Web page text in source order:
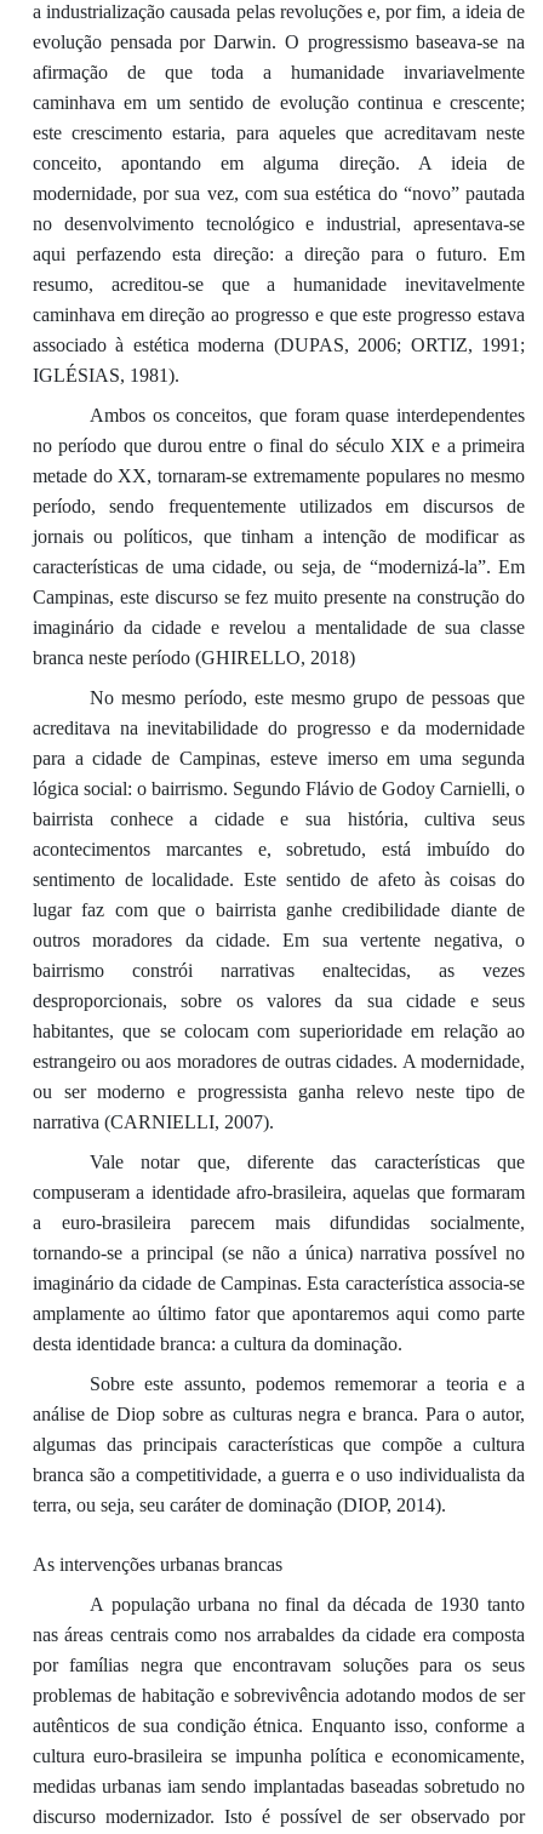
a industrialização causada pelas revoluções e, por fim, a ideia de
evolução pensada por Darwin. O progressismo baseava-se na
afirmação de que toda a humanidade invariavelmente
caminhava em um sentido de evolução continua e crescente;
este crescimento estaria, para aqueles que acreditavam neste
conceito, apontando em alguma direção. A ideia de
modernidade, por sua vez, com sua estética do “novo” pautada
no desenvolvimento tecnológico e industrial, apresentava-se
aqui perfazendo esta direção: a direção para o futuro. Em
resumo, acreditou-se que a humanidade inevitavelmente
caminhava em direção ao progresso e que este progresso estava
associado à estética moderna (DUPAS, 2006; ORTIZ, 1991;
IGLÉSIAS, 1981).
Ambos os conceitos, que foram quase interdependentes
no período que durou entre o final do século XIX e a primeira
metade do XX, tornaram-se extremamente populares no mesmo
período, sendo frequentemente utilizados em discursos de
jornais ou políticos, que tinham a intenção de modificar as
características de uma cidade, ou seja, de “modernizá-la”. Em
Campinas, este discurso se fez muito presente na construção do
imaginário da cidade e revelou a mentalidade de sua classe
branca neste período (GHIRELLO, 2018)
No mesmo período, este mesmo grupo de pessoas que
acreditava na inevitabilidade do progresso e da modernidade
para a cidade de Campinas, esteve imerso em uma segunda
lógica social: o bairrismo. Segundo Flávio de Godoy Carnielli, o
bairrista conhece a cidade e sua história, cultiva seus
acontecimentos marcantes e, sobretudo, está imbuído do
sentimento de localidade. Este sentido de afeto às coisas do
lugar faz com que o bairrista ganhe credibilidade diante de
outros moradores da cidade. Em sua vertente negativa, o
bairrismo constrói narrativas enaltecidas, as vezes
desproporcionais, sobre os valores da sua cidade e seus
habitantes, que se colocam com superioridade em relação ao
estrangeiro ou aos moradores de outras cidades. A modernidade,
ou ser moderno e progressista ganha relevo neste tipo de
narrativa (CARNIELLI, 2007).
Vale notar que, diferente das características que
compuseram a identidade afro-brasileira, aquelas que formaram
a euro-brasileira parecem mais difundidas socialmente,
tornando-se a principal (se não a única) narrativa possível no
imaginário da cidade de Campinas. Esta característica associa-se
amplamente ao último fator que apontaremos aqui como parte
desta identidade branca: a cultura da dominação.
Sobre este assunto, podemos rememorar a teoria e a
análise de Diop sobre as culturas negra e branca. Para o autor,
algumas das principais características que compõe a cultura
branca são a competitividade, a guerra e o uso individualista da
terra, ou seja, seu caráter de dominação (DIOP, 2014).
As intervenções urbanas brancas
A população urbana no final da década de 1930 tanto
nas áreas centrais como nos arrabaldes da cidade era composta
por famílias negra que encontravam soluções para os seus
problemas de habitação e sobrevivência adotando modos de ser
autênticos de sua condição étnica. Enquanto isso, conforme a
cultura euro-brasileira se impunha política e economicamente,
medidas urbanas iam sendo implantadas baseadas sobretudo no
discurso modernizador. Isto é possível de ser observado por